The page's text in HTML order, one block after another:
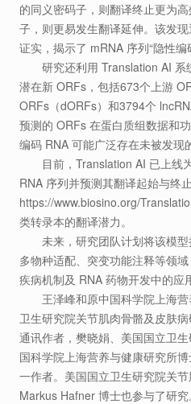
的同义密码子，则翻译终止更为
子，则更易发生翻译延伸。该发
证实，揭示了 mRNA 序列“隐性编
研究还利用 Translation AI
潜在新 ORFs，包括673个上游
ORFs（dORFs）和3794个
预测的 ORFs 在蛋白质组数据和
编码 RNA 可能广泛存在未被发现
目前，Translation AI 已上线
RNA 序列并预测其翻译起始与终
https://www.biosino.org/
类转录本的翻译潜力。
未来，研究团队计划将该模型
多物种适配、突变功能注释等领
疾病机制及 RNA 药物开发中的应
王泽峰和原中国科学院上海
卫生研究院关节肌肉骨骼及皮肤
通讯作者，樊晓娟、美国国立卫
国科学院上海营养与健康研究所
一作者。美国国立卫生研究院关
Markus Hafner 博士也参与了研